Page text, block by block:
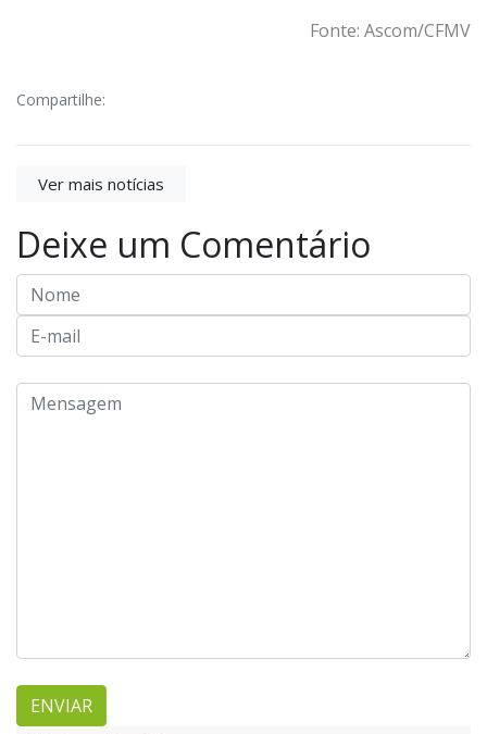
Fonte: Ascom/CFMV
Compartilhe:
Ver mais notícias
Deixe um Comentário